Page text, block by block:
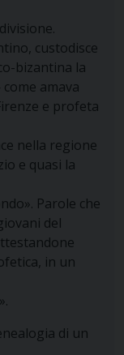
custodisce
bizantina la
amava
e profeta
nella regione
e quasi la
Parole che
del
in un
di un